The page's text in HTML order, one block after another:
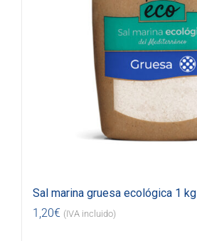
Sal marina gruesa ecológica 1 kg
1,20€ (IVA incluido)